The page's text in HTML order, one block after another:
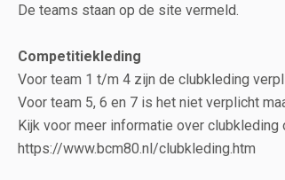
De teams staan op de site vermeld.
Competitiekleding
Voor team 1 t/m 4 zijn de clubkleding
Voor team 5, 6 en 7 is het niet verplicht
Kijk voor meer informatie over clubkleding
https://www.bcm80.nl/clubkleding.htm